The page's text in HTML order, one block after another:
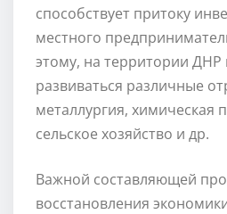
способствует притоку
местного
этому, на территории ДНР
развиваться различные
металлургия, химическая
сельское хозяйство и др.
Важной составляющей
восстановления